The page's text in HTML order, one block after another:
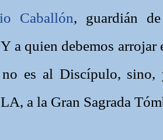
Caballón, guardián
a quien debemos
no es al Discípulo, sino,
a la Gran Sagrada